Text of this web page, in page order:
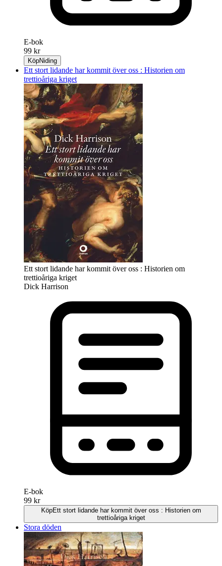
E-bok
99 kr
KöpNiding
Ett stort lidande har kommit över oss : Historien om
trettioåriga kriget
Ett stort lidande har kommit över oss : Historien om
trettioåriga kriget
Dick Harrison
E-bok
99 kr
KöpEtt stort lidande har kommit över oss : Historien om
trettioåriga kriget
Stora döden